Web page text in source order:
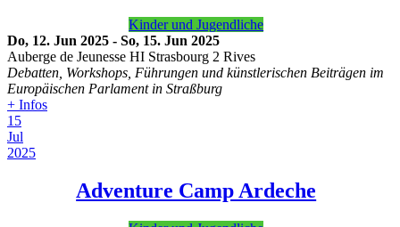
Kinder und Jugendliche
Do, 12. Jun 2025 - So, 15. Jun 2025
Auberge de Jeunesse HI Strasbourg 2 Rives
Debatten, Workshops, Führungen und künstlerischen Beiträgen im
Europäischen Parlament in Straßburg
+ Infos
15
Jul
2025
Adventure Camp Ardeche